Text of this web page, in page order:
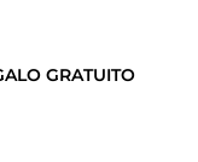
GRATUITO